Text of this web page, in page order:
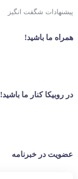
پیشنهادات شگفت انگیز
همراه ما باشید!
در روبیکا کنار ما باشید!
عضویت در خبرنامه